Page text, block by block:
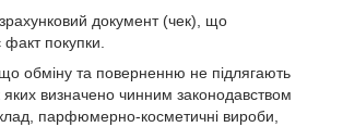
документ (чек), що
факт покупки.
що обміну та поверненню не підлягають
яких визначено чинним законодавством
парфюмерно-косметичні вироби,